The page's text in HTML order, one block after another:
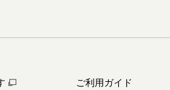
ご利用ガイド